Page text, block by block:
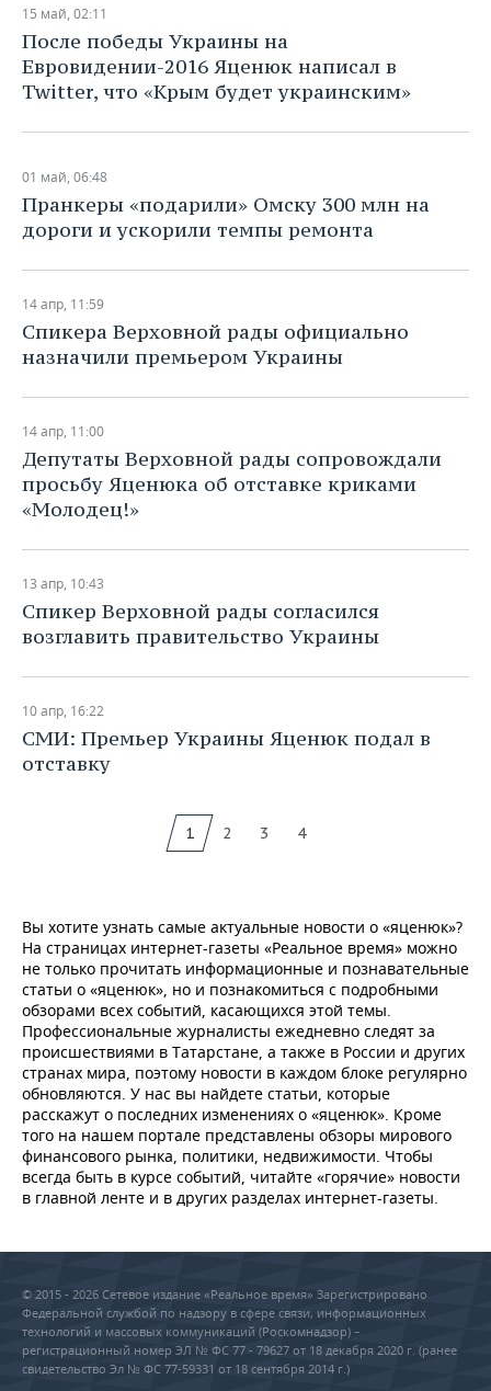
15 май, 02:11
После победы Украины на
Евровидении-2016 Яценюк написал в
Twitter, что «Крым будет украинским»
01 май, 06:48
Пранкеры «подарили» Омску 300 млн на
дороги и ускорили темпы ремонта
14 апр, 11:59
Спикера Верховной рады официально
назначили премьером Украины
14 апр, 11:00
​Депутаты Верховной рады сопровождали
просьбу Яценюка об отставке криками
«Молодец!»
13 апр, 10:43
​Спикер Верховной рады согласился
возглавить правительство Украины
10 апр, 16:22
​СМИ: Премьер Украины Яценюк подал в
отставку
1 2 3 4
Вы хотите узнать самые актуальные новости о «яценюк»?
На страницах интернет-газеты «Реальное время» можно
не только прочитать информационные и познавательные
статьи о «яценюк», но и познакомиться с подробными
обзорами всех событий, касающихся этой темы.
Профессиональные журналисты ежедневно следят за
происшествиями в Татарстане, а также в России и других
странах мира, поэтому новости в каждом блоке регулярно
обновляются. У нас вы найдете статьи, которые
расскажут о последних изменениях о «яценюк». Кроме
того на нашем портале представлены обзоры мирового
финансового рынка, политики, недвижимости. Чтобы
всегда быть в курсе событий, читайте «горячие» новости
в главной ленте и в других разделах интернет-газеты.
© 2015 - 2026 Сетевое издание «Реальное время» Зарегистрировано
Федеральной службой по надзору в сфере связи, информационных
технологий и массовых коммуникаций (Роскомнадзор) –
регистрационный номер ЭЛ № ФС 77 - 79627 от 18 декабря 2020 г. (ранее
свидетельство Эл № ФС 77-59331 от 18 сентября 2014 г.)